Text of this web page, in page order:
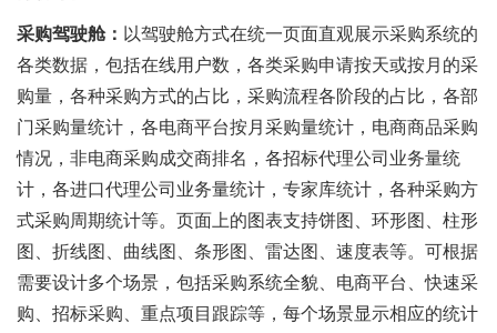
采购驾驶舱： 以驾驶舱方式在统一页面直观展示采购系统的
各类数据，包括在线用户数，各类采购申请按天或按月的采
购量，各种采购方式的占比，采购流程各阶段的占比，各部
门采购量统计，各电商平台按月采购量统计，电商商品采购
情况，非电商采购成交商排名，各招标代理公司业务量统
计，各进口代理公司业务量统计，专家库统计，各种采购方
式采购周期统计等。页面上的图表支持饼图、环形图、柱形
图、折线图、曲线图、条形图、雷达图、速度表等。可根据
需要设计多个场景，包括采购系统全貌、电商平台、快速采
购、招标采购、重点项目跟踪等，每个场景显示相应的统计